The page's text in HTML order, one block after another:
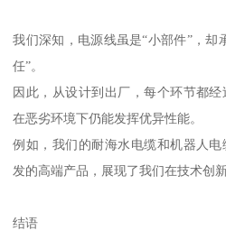
我们深知，电源线虽是“小部件”，却
任”。
因此，从设计到出厂，每个环节都
在恶劣环境下仍能发挥优异性能。
例如，我们的耐海水电缆和机器人
发的高端产品，展现了我们在技术创
结语